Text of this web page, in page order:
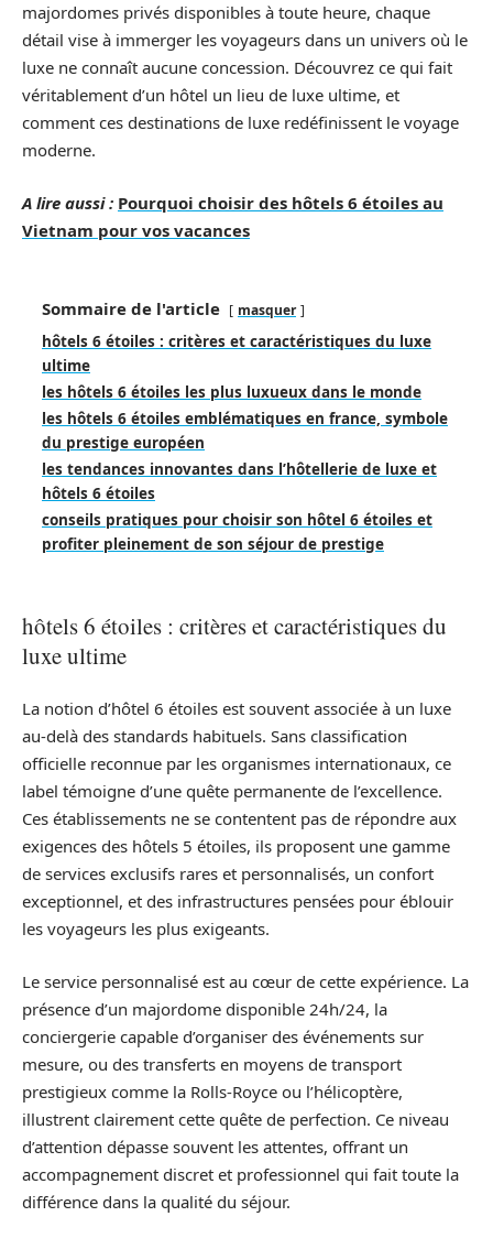
majordomes privés disponibles à toute heure, chaque
détail vise à immerger les voyageurs dans un univers où le
luxe ne connaît aucune concession. Découvrez ce qui fait
véritablement d’un hôtel un lieu de luxe ultime, et
comment ces destinations de luxe redéfinissent le voyage
moderne.
A lire aussi : Pourquoi choisir des hôtels 6 étoiles au
Vietnam pour vos vacances
Sommaire de l'article masquer
hôtels 6 étoiles : critères et caractéristiques du luxe
ultime
les hôtels 6 étoiles les plus luxueux dans le monde
les hôtels 6 étoiles emblématiques en france, symbole
du prestige européen
les tendances innovantes dans l’hôtellerie de luxe et
hôtels 6 étoiles
conseils pratiques pour choisir son hôtel 6 étoiles et
profiter pleinement de son séjour de prestige
hôtels 6 étoiles : critères et caractéristiques du
luxe ultime
La notion d’hôtel 6 étoiles est souvent associée à un luxe
au-delà des standards habituels. Sans classification
officielle reconnue par les organismes internationaux, ce
label témoigne d’une quête permanente de l’excellence.
Ces établissements ne se contentent pas de répondre aux
exigences des hôtels 5 étoiles, ils proposent une gamme
de services exclusifs rares et personnalisés, un confort
exceptionnel, et des infrastructures pensées pour éblouir
les voyageurs les plus exigeants.
Le service personnalisé est au cœur de cette expérience. La
présence d’un majordome disponible 24h/24, la
conciergerie capable d’organiser des événements sur
mesure, ou des transferts en moyens de transport
prestigieux comme la Rolls-Royce ou l’hélicoptère,
illustrent clairement cette quête de perfection. Ce niveau
d’attention dépasse souvent les attentes, offrant un
accompagnement discret et professionnel qui fait toute la
différence dans la qualité du séjour.